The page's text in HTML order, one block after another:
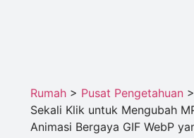
Rumah> Pusat Pengetahuan>
Sekali Klik untuk Mengubah
Animasi Bergaya GIF WebP